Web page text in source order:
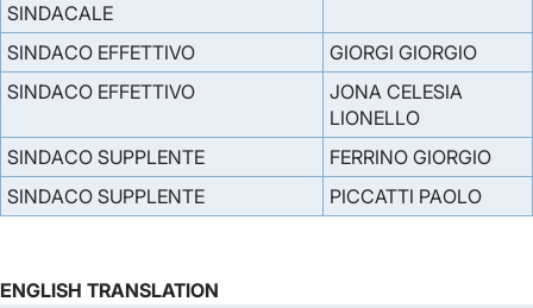
SINDACALE
SINDACO EFFETTIVO
GIORGI GIORGIO
SINDACO EFFETTIVO
JONA CELESIA
LIONELLO
SINDACO SUPPLENTE
FERRINO GIORGIO
SINDACO SUPPLENTE
PICCATTI PAOLO
ENGLISH TRANSLATION